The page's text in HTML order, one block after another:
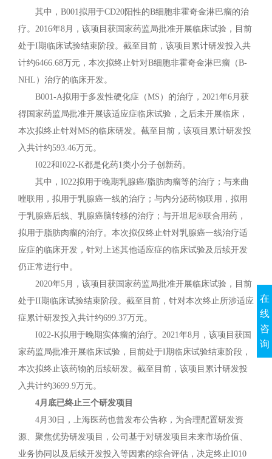
其中，B001拟用于CD20阳性的B细胞非霍奇金淋巴瘤的治
疗。2016年8月，该项目获国家药监局批准开展临床试验，目前
处于I期临床试验结束阶段。截至目前，该项目累计研发投入共
计约6466.68万元，本次拟终止针对B细胞非霍奇金淋巴瘤（B-
NHL）治疗的临床开发。
B001-A拟用于多发性硬化症（MS）的治疗，2021年6月获
得国家药监局批准开展该适应症临床试验，之后未开展临床，
本次拟终止针对MS的临床研发。截至目前，该项目累计研发投
入共计约593.46万元。
I022和I022-K都是化药1类小分子创新药。
其中，I022拟用于晚期乳腺癌/脂肪肉瘤等的治疗；与来曲
唑联用，拟用于乳腺癌一线的治疗；与内分泌药物联用，拟用
于乳腺癌后线、乳腺癌脑转移的治疗；与开坦尼®联合用药，
拟用于脂肪肉瘤的治疗。本次拟仅终止针对乳腺癌一线治疗适
应症的临床开发，针对上述其他适应症的临床试验及后续开发
仍正常进行中。
2020年5月，该项目获国家药监局批准开展临床试验，目前
处于II期临床试验结束阶段。截至目前，针对本次终止所涉适应
症累计研发投入共计约699.37万元。
I022-K拟用于晚期实体瘤的治疗。2021年8月，该项目获国
家药监局批准开展临床试验，目前处于I期临床试验结束阶段，
本次拟终止该药物的后续研发。截至目前，该项目累计研发投
入共计约3699.9万元。
4月底已终止三个研发项目
4月30日，上海医药也曾发布公告称，为合理配置研发资
源、聚焦优势研发项目，公司基于对研发项目未来市场价值、
业务协同以及后续开发投入等因素的综合评估，决定终止I010
在
线
咨
询